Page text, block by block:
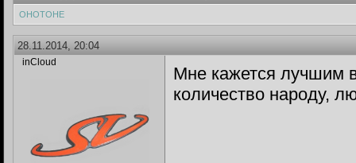
ОНОТОНЕ
28.11.2014, 20:04
inCloud
Мне кажется лучшим
количество народу,